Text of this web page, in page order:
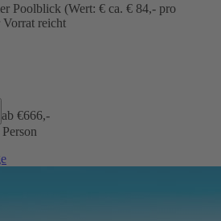
Poolblick (Wert: € ca. € 84,- pro
Vorrat reicht
ab €666,-